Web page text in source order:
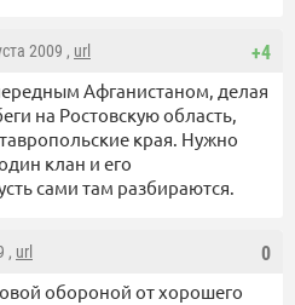
+4
2009 , url
Афганистаном, делая
на Ростовскую область,
края. Нужно
клан и его
сами там разбираются.
0
, url
обороной от хорошего